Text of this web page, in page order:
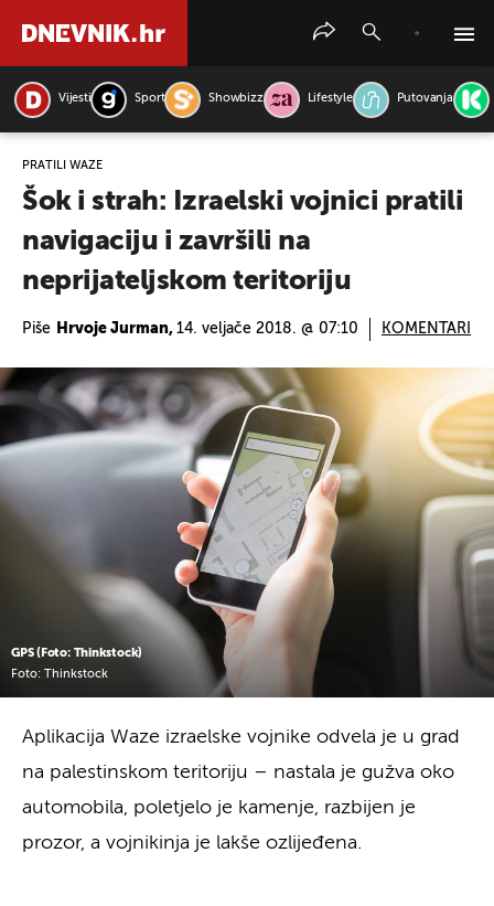
Vijesti Sport Showbizz Lifestyle Putovanja
PRATILI WAZE
Šok i strah: Izraelski vojnici pratili
navigaciju i završili na
neprijateljskom teritoriju
Piše Hrvoje Jurman, 14. veljače 2018. @ 07:10 KOMENTARI
GPS (Foto: Thinkstock)
Foto: Thinkstock
Aplikacija Waze izraelske vojnike odvela je u grad
na palestinskom teritoriju – nastala je gužva oko
automobila, poletjelo je kamenje, razbijen je
prozor, a vojnikinja je lakše ozlijeđena.
PRETRAŽITE VIJESTI